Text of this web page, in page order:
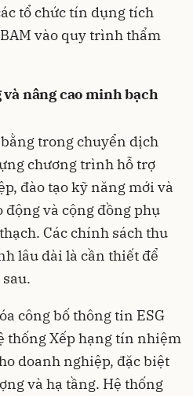
tổ chức tín dụng tích
vào quy trình thẩm
nâng cao minh bạch
trong chuyển dịch
chương trình hỗ trợ
đào tạo kỹ năng mới và
và cộng đồng phụ
Các chính sách thu
lâu dài là cần thiết để
công bố thông tin ESG
thống Xếp hạng tín nhiệm
doanh nghiệp, đặc biệt
và hạ tầng. Hệ thống